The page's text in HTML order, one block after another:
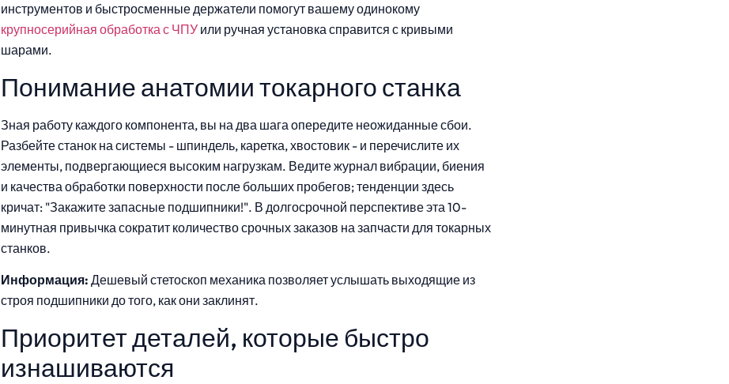
инструментов и быстросменные держатели помогут вашему одинокому
крупносерийная обработка с ЧПУ или ручная установка справится с кривыми
шарами.
Понимание анатомии токарного станка
Зная работу каждого компонента, вы на два шага опередите неожиданные сбои.
Разбейте станок на системы - шпиндель, каретка, хвостовик - и перечислите их
элементы, подвергающиеся высоким нагрузкам. Ведите журнал вибрации, биения
и качества обработки поверхности после больших пробегов; тенденции здесь
кричат: "Закажите запасные подшипники!". В долгосрочной перспективе эта 10-
минутная привычка сократит количество срочных заказов на запчасти для токарных
станков.
Информация: Дешевый стетоскоп механика позволяет услышать выходящие из
строя подшипники до того, как они заклинят.
Приоритет деталей, которые быстро
изнашиваются